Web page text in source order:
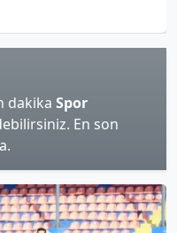
dakika Spor
En son